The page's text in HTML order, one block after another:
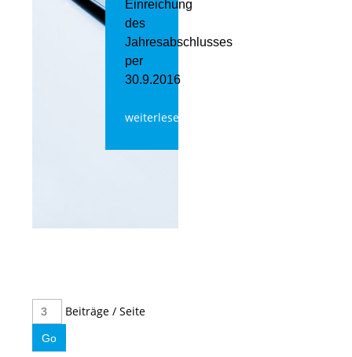
Einreichung
des
Jahresabschlusses
per
30.9.2016
weiterlesen
Beiträge / Seite